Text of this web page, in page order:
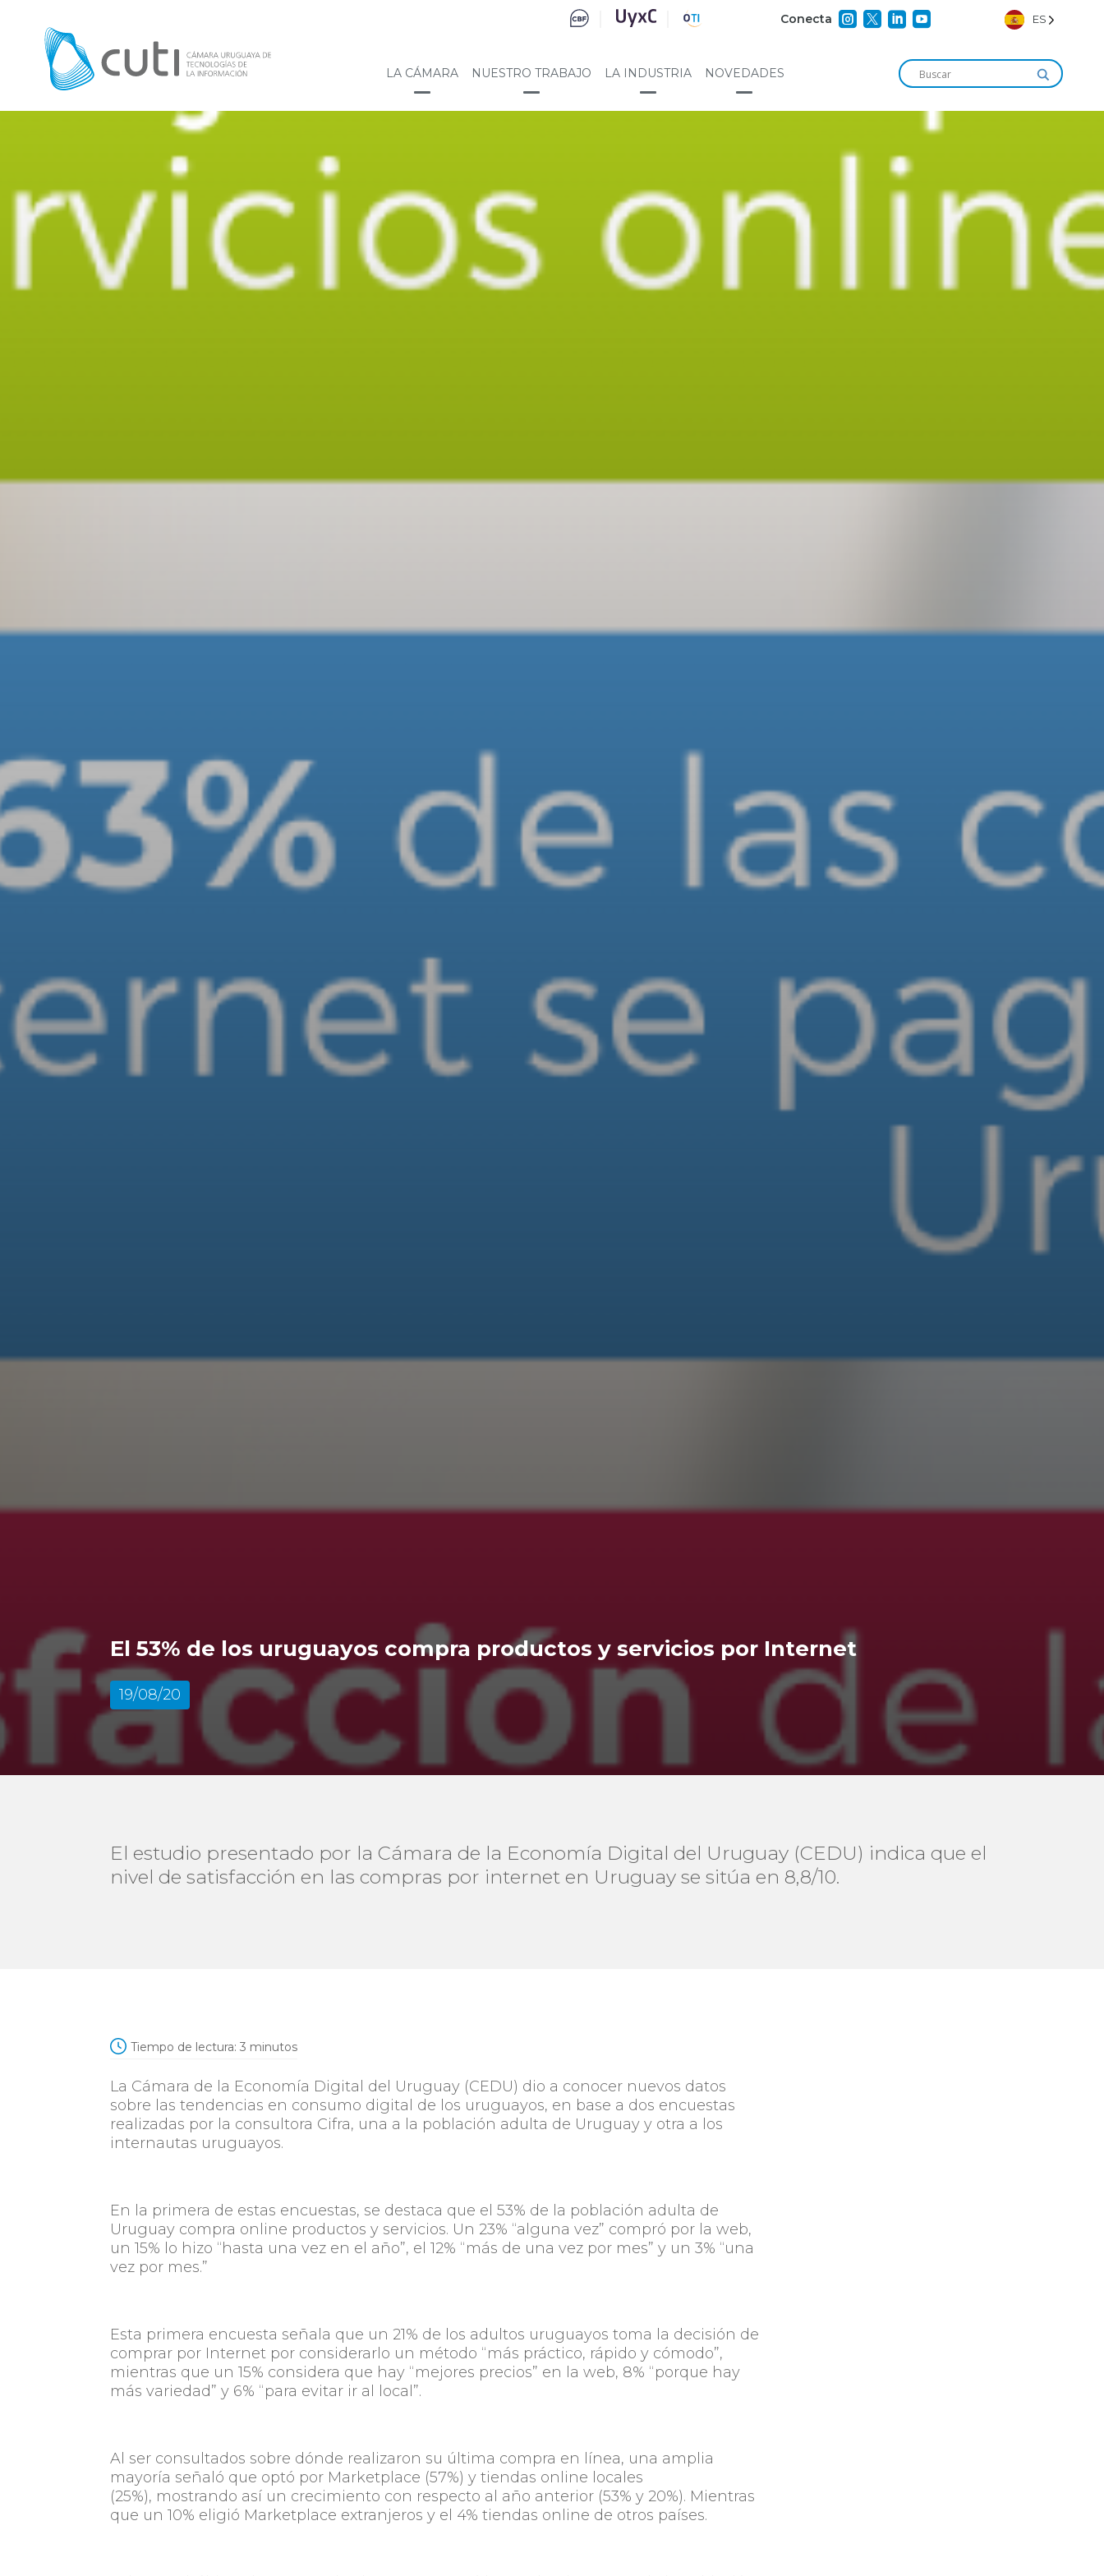
Conecta     ES
LA CÁMARA NUESTRO TRABAJO LA INDUSTRIA NOVEDADES
El 53% de los uruguayos compra productos y servicios por Internet
19/08/20
El estudio presentado por la Cámara de la Economía Digital del Uruguay (CEDU) indica que el
nivel de satisfacción en las compras por internet en Uruguay se sitúa en 8,8/10.
Tiempo de lectura: 3 minutos
La Cámara de la Economía Digital del Uruguay (CEDU) dio a conocer nuevos datos
sobre las tendencias en consumo digital de los uruguayos, en base a dos encuestas
realizadas por la consultora Cifra, una a la población adulta de Uruguay y otra a los
internautas uruguayos.
En la primera de estas encuestas, se destaca que el 53% de la población adulta de
Uruguay compra online productos y servicios. Un 23% “alguna vez” compró por la web,
un 15% lo hizo “hasta una vez en el año”, el 12% “más de una vez por mes” y un 3% “una
vez por mes.”
Esta primera encuesta señala que un 21% de los adultos uruguayos toma la decisión de
comprar por Internet por considerarlo un método “más práctico, rápido y cómodo”,
mientras que un 15% considera que hay “mejores precios” en la web, 8% “porque hay
más variedad” y 6% “para evitar ir al local”.
Al ser consultados sobre dónde realizaron su última compra en línea, una amplia
mayoría señaló que optó por Marketplace (57%) y tiendas online locales
(25%), mostrando así un crecimiento con respecto al año anterior (53% y 20%). Mientras
que un 10% eligió Marketplace extranjeros y el 4% tiendas online de otros países.